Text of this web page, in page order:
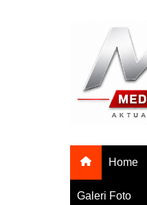
Home
Galeri Foto